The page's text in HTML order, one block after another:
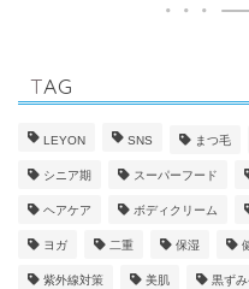
TAG
LEYON SNS まつ毛
シニア期 スーパーフード
ヘアケア ボディクリーム
ヨガ 二重 保湿
紫外線対策 美肌 黒ず